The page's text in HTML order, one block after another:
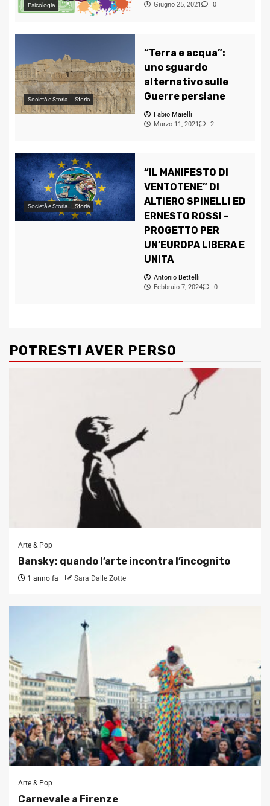
Psicologia
Giugno 25, 2021
0
Società e Storia Storia
“Terra e acqua”:
uno sguardo
alternativo sulle
Guerre persiane
Fabio Maielli
Marzo 11, 2021
2
Società e Storia Storia
“IL MANIFESTO DI
VENTOTENE” DI
ALTIERO SPINELLI ED
ERNESTO ROSSI –
PROGETTO PER
UN’EUROPA LIBERA E
UNITA
Antonio Bettelli
Febbraio 7, 2024
0
POTRESTI AVER PERSO
Arte & Pop
Bansky: quando l’arte incontra l’incognito
1 anno fa Sara Dalle Zotte
Arte & Pop
Carnevale a Firenze